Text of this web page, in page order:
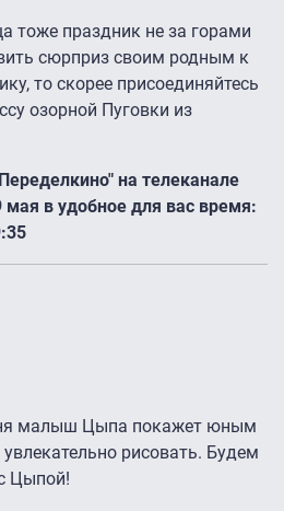
тоже праздник не за горами
сюрприз своим родным к
то скорее присоединяйтесь
озорной Пуговки из
на телеканале
мая в удобное для вас время:
малыш Цыпа покажет юным
рисовать. Будем
Цыпой!